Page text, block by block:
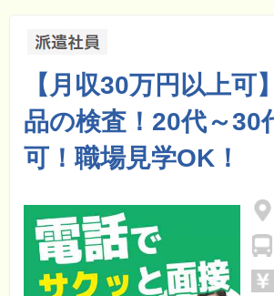
【月収30万円以上
品の検査！20代～30
可！職場見学OK！